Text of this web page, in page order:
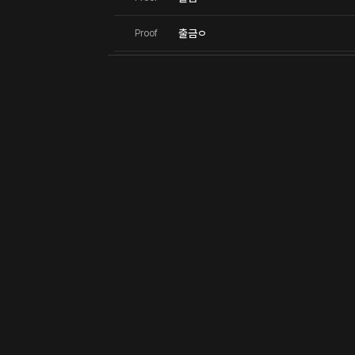
Proof 출금ㅇ